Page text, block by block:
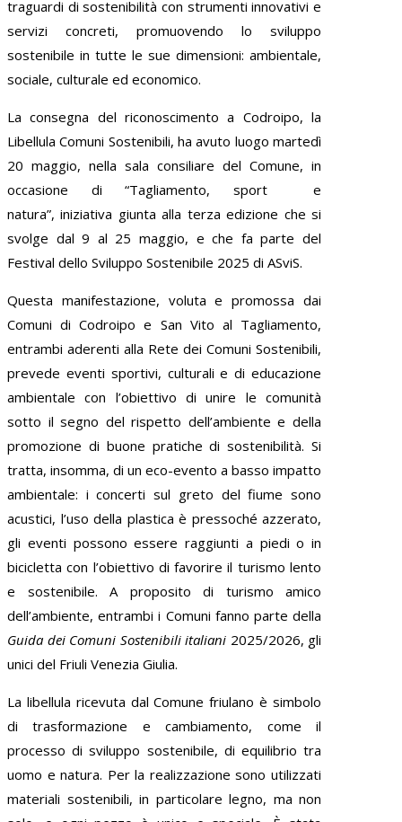
traguardi di sostenibilità con strumenti innovativi e
servizi concreti, promuovendo lo sviluppo
sostenibile in tutte le sue dimensioni: ambientale,
sociale, culturale ed economico.
La consegna del riconoscimento a Codroipo, la
Libellula Comuni Sostenibili, ha avuto luogo martedì
20 maggio, nella sala consiliare del Comune, in
occasione di “Tagliamento, sport e
natura”, iniziativa giunta alla terza edizione che si
svolge dal 9 al 25 maggio, e che fa parte del
Festival dello Sviluppo Sostenibile 2025 di ASviS.
Questa manifestazione, voluta e promossa dai
Comuni di Codroipo e San Vito al Tagliamento,
entrambi aderenti alla Rete dei Comuni Sostenibili,
prevede eventi sportivi, culturali e di educazione
ambientale con l’obiettivo di unire le comunità
sotto il segno del rispetto dell’ambiente e della
promozione di buone pratiche di sostenibilità. Si
tratta, insomma, di un eco-evento a basso impatto
ambientale: i concerti sul greto del fiume sono
acustici, l’uso della plastica è pressoché azzerato,
gli eventi possono essere raggiunti a piedi o in
bicicletta con l’obiettivo di favorire il turismo lento
e sostenibile. A proposito di turismo amico
dell’ambiente, entrambi i Comuni fanno parte della
Guida dei Comuni Sostenibili italiani 2025/2026, gli
unici del Friuli Venezia Giulia.
La libellula ricevuta dal Comune friulano è simbolo
di trasformazione e cambiamento, come il
processo di sviluppo sostenibile, di equilibrio tra
uomo e natura. Per la realizzazione sono utilizzati
materiali sostenibili, in particolare legno, ma non